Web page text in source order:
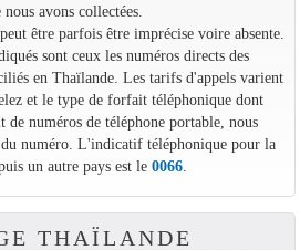
avons collectées.
être parfois être imprécise voire absente.
sont ceux les numéros directs des
en Thaïlande. Les tarifs d'appels varient
et le type de forfait téléphonique dont
numéros de téléphone portable, nous
numéro. L'indicatif téléphonique pour la
un autre pays est le 0066.
THAÏLANDE